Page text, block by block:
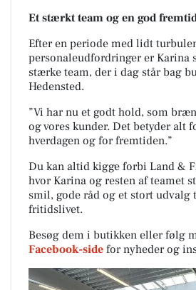
Et stærkt team og en god
Efter en periode med lidt
personaleudfordringer er
stærke team, der i dag står bag
Hedensted.
”Vi har nu et godt hold, som
og vores kunder. Det betyder alt
hverdagen og for fremtiden.”
Du kan altid kigge forbi Land &
hvor Karina og resten af teamet
smil, gode råd og et stort udvalg
fritidslivet.
Besøg dem i butikken eller følg
Facebook-side for nyheder og